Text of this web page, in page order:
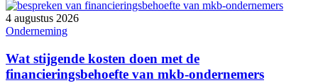
4 augustus 2026
Onderneming
Wat stijgende kosten doen met de
financieringsbehoefte van mkb-ondernemers